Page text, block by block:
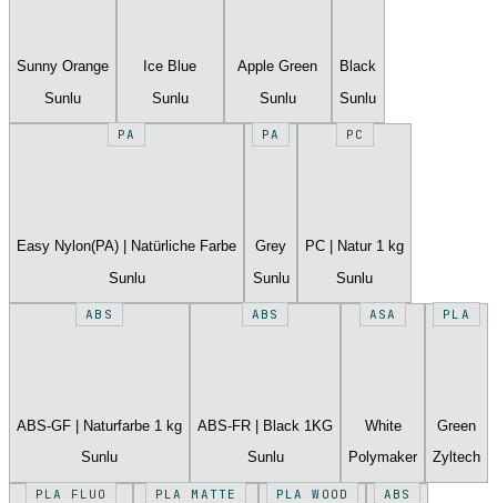
Sunny Orange
Sunlu
Ice Blue
Sunlu
Apple Green
Sunlu
Black
Sunlu
PA
Easy Nylon(PA) | Natürliche Farbe
Sunlu
PA
Grey
Sunlu
PC
PC | Natur 1 kg
Sunlu
ABS
ABS-GF | Naturfarbe 1 kg
Sunlu
ABS
ABS-FR | Black 1KG
Sunlu
ASA
White
Polymaker
PLA
Green
Zyltech
PLA FLUO PLA MATTE PLA WOOD ABS